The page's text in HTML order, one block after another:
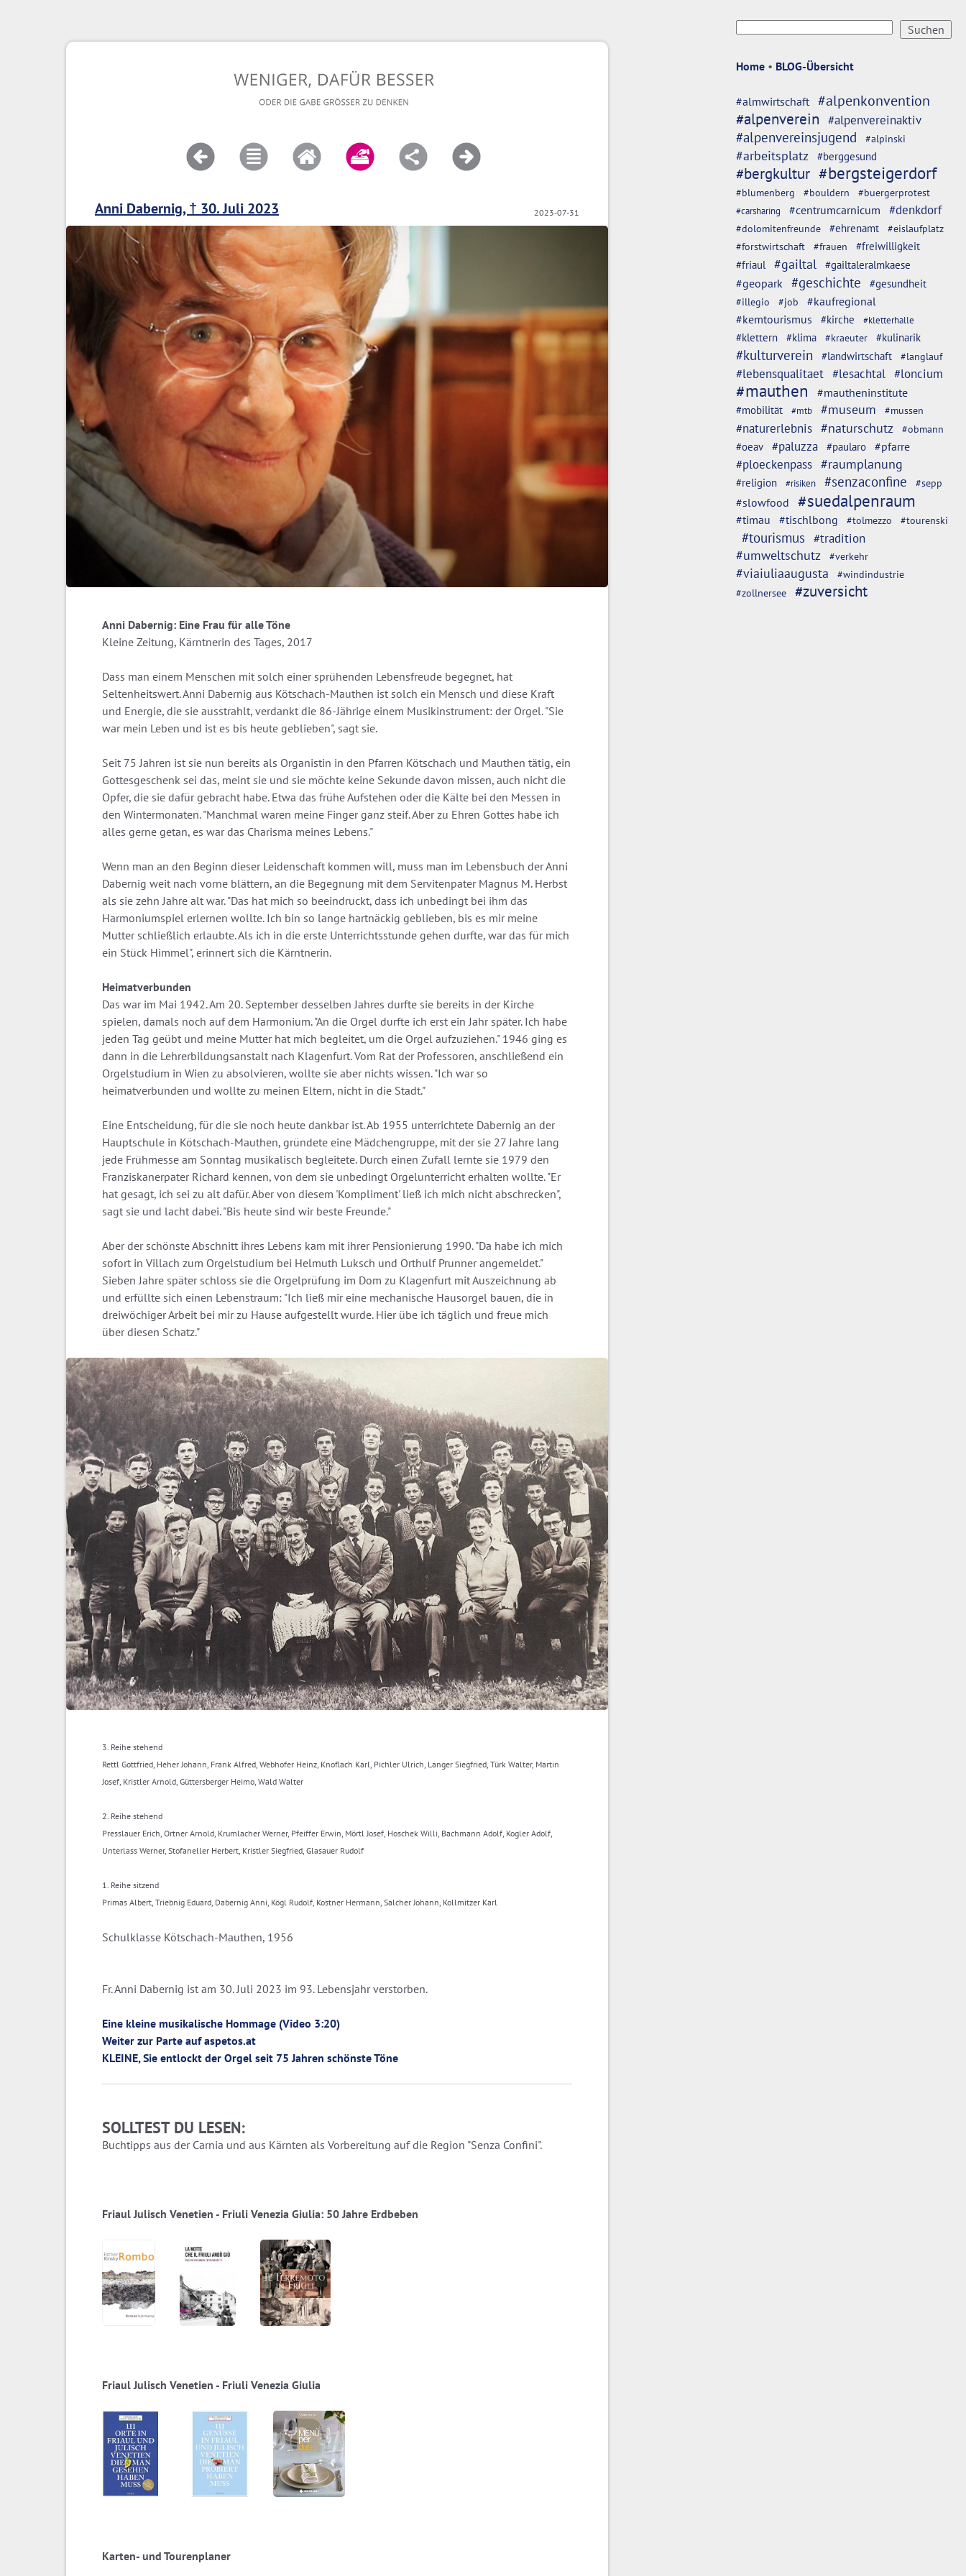
Home • BLOG-Übersicht
#almwirtschaft #alpenkonvention
#alpenverein #alpenvereinaktiv
#alpenvereinsjugend #alpinski
#arbeitsplatz #berggesund
#bergkultur #bergsteigerdorf
#blumenberg #bouldern
#buergerprotest
#carsharing
#centrumcarnicum #denkdorf
#dolomitenfreunde #ehrenamt
#eislaufplatz
#forstwirtschaft
#frauen
#freiwilligkeit
#friaul
#gailtal #gailtaleralmkaese
#geopark #geschichte #gesundheit
#illegio #job
#kaufregional
#kemtourismus
#kirche #kletterhalle
#klettern #klima #kraeuter #kulinarik
#kulturverein #landwirtschaft #langlauf
#lebensqualitaet #lesachtal #loncium
#mauthen #mautheninstitute
#mobilität #mtb #museum #mussen
#naturerlebnis #naturschutz #obmann
#oeav #paluzza #paularo #pfarre
#ploeckenpass #raumplanung
#religion #risiken #senzaconfine #sepp
#slowfood #suedalpenraum
#timau #tischlbong #tolmezzo #tourenski
#tourismus #tradition
#umweltschutz
#verkehr
#viaiuliaaugusta #windindustrie
#zollnersee #zuversicht
2023-07-31
Anni Dabernig, † 30. Juli 2023
Anni Dabernig: Eine Frau für alle Töne
Kleine Zeitung, Kärntnerin des Tages, 2017
Dass man einem Menschen mit solch einer sprühenden Lebensfreude begegnet, hat
Seltenheitswert. Anni Dabernig aus Kötschach-Mauthen ist solch ein Mensch und diese Kraft
und Energie, die sie ausstrahlt, verdankt die 86-Jährige einem Musikinstrument: der Orgel. "Sie
war mein Leben und ist es bis heute geblieben", sagt sie.
Seit 75 Jahren ist sie nun bereits als Organistin in den Pfarren Kötschach und Mauthen tätig, ein
Gottesgeschenk sei das, meint sie und sie möchte keine Sekunde davon missen, auch nicht die
Opfer, die sie dafür gebracht habe. Etwa das frühe Aufstehen oder die Kälte bei den Messen in
den Wintermonaten. "Manchmal waren meine Finger ganz steif. Aber zu Ehren Gottes habe ich
alles gerne getan, es war das Charisma meines Lebens."
Wenn man an den Beginn dieser Leidenschaft kommen will, muss man im Lebensbuch der Anni
Dabernig weit nach vorne blättern, an die Begegnung mit dem Servitenpater Magnus M. Herbst
als sie zehn Jahre alt war. "Das hat mich so beeindruckt, dass ich unbedingt bei ihm das
Harmoniumspiel erlernen wollte. Ich bin so lange hartnäckig geblieben, bis es mir meine
Mutter schließlich erlaubte. Als ich in die erste Unterrichtsstunde gehen durfte, war das für mich
ein Stück Himmel", erinnert sich die Kärntnerin.
Heimatverbunden
Das war im Mai 1942. Am 20. September desselben Jahres durfte sie bereits in der Kirche
spielen, damals noch auf dem Harmonium. "An die Orgel durfte ich erst ein Jahr später. Ich habe
jeden Tag geübt und meine Mutter hat mich begleitet, um die Orgel aufzuziehen." 1946 ging es
dann in die Lehrerbildungsanstalt nach Klagenfurt. Vom Rat der Professoren, anschließend ein
Orgelstudium in Wien zu absolvieren, wollte sie aber nichts wissen. "Ich war so
heimatverbunden und wollte zu meinen Eltern, nicht in die Stadt."
Eine Entscheidung, für die sie noch heute dankbar ist. Ab 1955 unterrichtete Dabernig an der
Hauptschule in Kötschach-Mauthen, gründete eine Mädchengruppe, mit der sie 27 Jahre lang
jede Frühmesse am Sonntag musikalisch begleitete. Durch einen Zufall lernte sie 1979 den
Franziskanerpater Richard kennen, von dem sie unbedingt Orgelunterricht erhalten wollte. "Er
hat gesagt, ich sei zu alt dafür. Aber von diesem 'Kompliment' ließ ich mich nicht abschrecken",
sagt sie und lacht dabei. "Bis heute sind wir beste Freunde."
Aber der schönste Abschnitt ihres Lebens kam mit ihrer Pensionierung 1990. "Da habe ich mich
sofort in Villach zum Orgelstudium bei Helmuth Luksch und Orthulf Prunner angemeldet."
Sieben Jahre später schloss sie die Orgelprüfung im Dom zu Klagenfurt mit Auszeichnung ab
und erfüllte sich einen Lebenstraum: "Ich ließ mir eine mechanische Hausorgel bauen, die in
dreiwöchiger Arbeit bei mir zu Hause aufgestellt wurde. Hier übe ich täglich und freue mich
über diesen Schatz."
3. Reihe stehend
Rettl Gottfried, Heher Johann, Frank Alfred, Webhofer Heinz, Knoflach Karl, Pichler Ulrich, Langer Siegfried, Türk Walter, Martin
Josef, Kristler Arnold, Güttersberger Heimo, Wald Walter
2. Reihe stehend
Presslauer Erich, Ortner Arnold, Krumlacher Werner, Pfeiffer Erwin, Mörtl Josef, Hoschek Willi, Bachmann Adolf, Kogler Adolf,
Unterlass Werner, Stofaneller Herbert, Kristler Siegfried, Glasauer Rudolf
1. Reihe sitzend
Primas Albert, Triebnig Eduard, Dabernig Anni, Kögl Rudolf, Kostner Hermann, Salcher Johann, Kollmitzer Karl
Schulklasse Kötschach-Mauthen, 1956
Fr. Anni Dabernig ist am 30. Juli 2023 im 93. Lebensjahr verstorben.
Eine kleine musikalische Hommage (Video 3:20)
Weiter zur Parte auf aspetos.at
KLEINE, Sie entlockt der Orgel seit 75 Jahren schönste Töne
SOLLTEST DU LESEN:
Buchtipps aus der Carnia und aus Kärnten als Vorbereitung auf die Region "Senza Confini".
Friaul Julisch Venetien - Friuli Venezia Giulia: 50 Jahre Erdbeben
Friaul Julisch Venetien - Friuli Venezia Giulia
Karten- und Tourenplaner